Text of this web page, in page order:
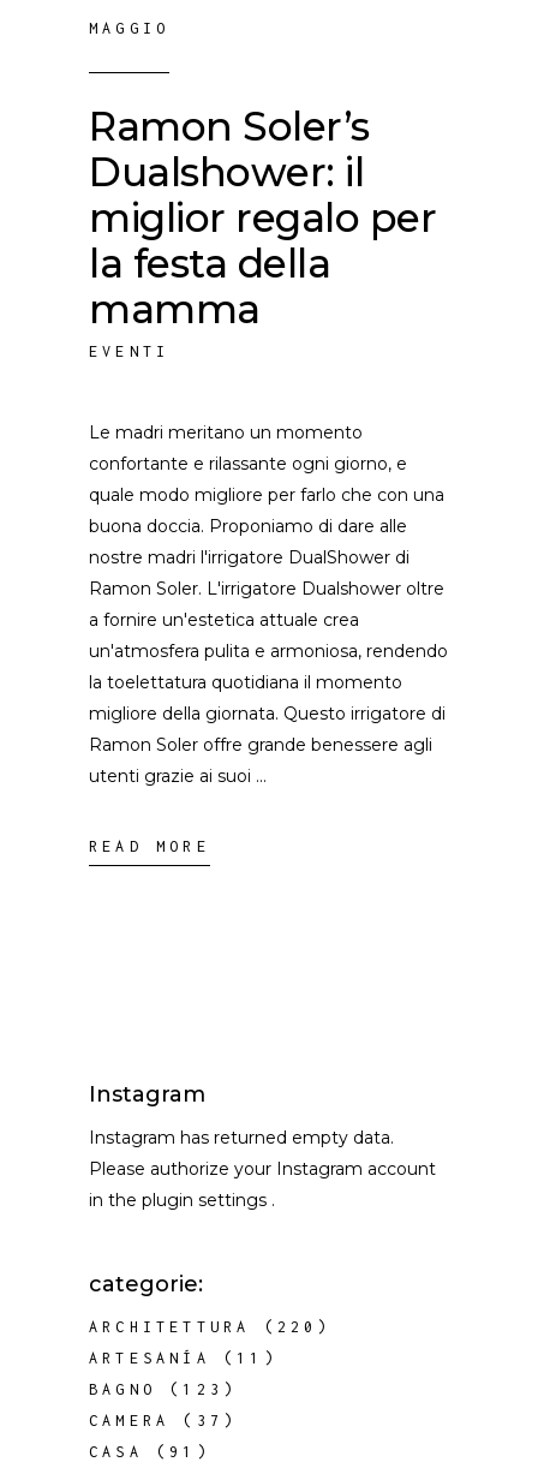
MAGGIO
Ramon Soler’s
Dualshower: il
miglior regalo per
la festa della
mamma
EVENTI
Le madri meritano un momento
confortante e rilassante ogni giorno, e
quale modo migliore per farlo che con una
buona doccia. Proponiamo di dare alle
nostre madri l'irrigatore DualShower di
Ramon Soler. L'irrigatore Dualshower oltre
a fornire un'estetica attuale crea
un'atmosfera pulita e armoniosa, rendendo
la toelettatura quotidiana il momento
migliore della giornata. Questo irrigatore di
Ramon Soler offre grande benessere agli
utenti grazie ai suoi
READ MORE
Instagram
Instagram has returned empty data.
Please authorize your Instagram account
in the plugin settings .
categorie:
ARCHITETTURA
(220)
ARTESANÍA
(11)
BAGNO
(123)
CAMERA
(37)
CASA
(91)